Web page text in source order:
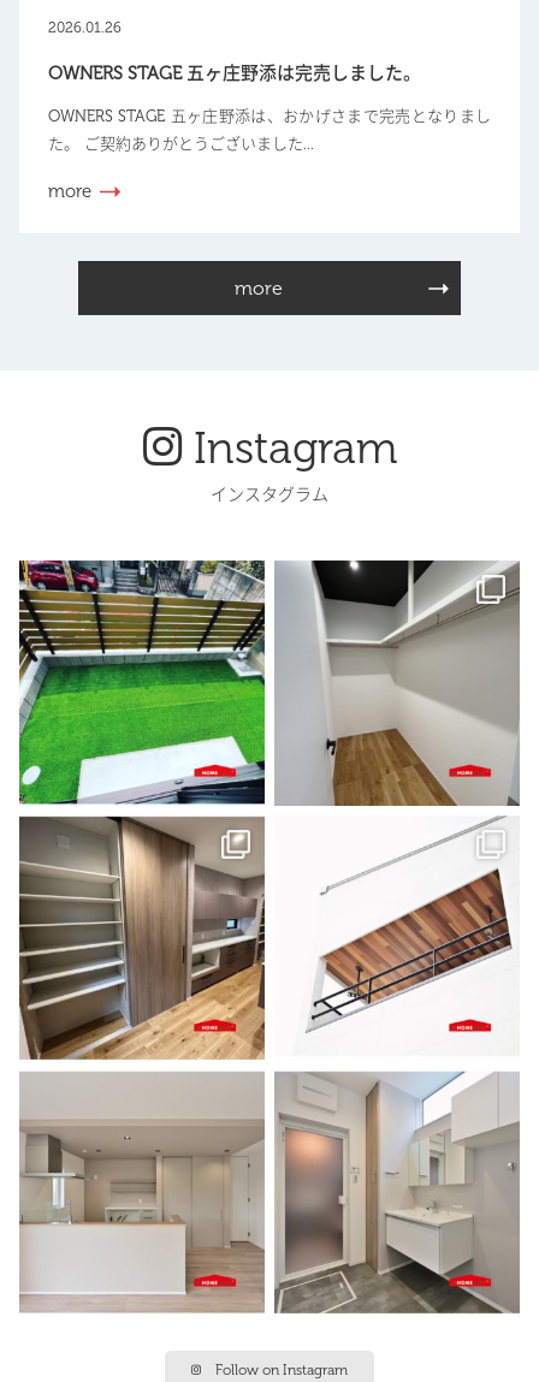
2026.01.26
OWNERS STAGE 五ヶ庄野添は完売しました。
OWNERS STAGE 五ヶ庄野添は、おかげさまで完売となりまし
た。 ご契約ありがとうございました...
more
more
Instagram
インスタグラム
Follow on Instagram